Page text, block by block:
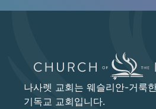
나사렛 교회는 웨슬리안-거룩
기독교 교회입니다.